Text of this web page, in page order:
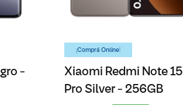
-
¡Comprá Online!
Xiaomi Redmi Note 15
Pro Silver - 256GB